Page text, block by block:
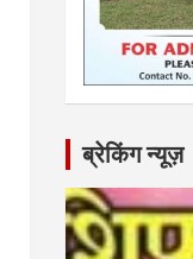
ब्रेकिंग न्यूज़